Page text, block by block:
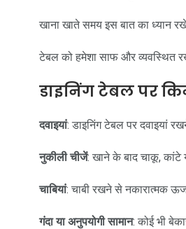
खाना खाते समय इस बात का ध्यान
टेबल को हमेशा साफ और व्यवस्थित
डाइनिंग टेबल पर
दवाइयां: डाइनिंग टेबल पर दवाइयां
नुकीली चीजें: खाने के बाद चाकू,
चाबियां: चाबी रखने से नकारात्मक
गंदा या अनुपयोगी सामान: कोई भी